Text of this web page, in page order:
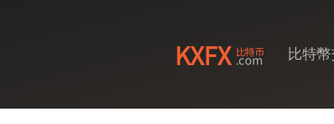
比特